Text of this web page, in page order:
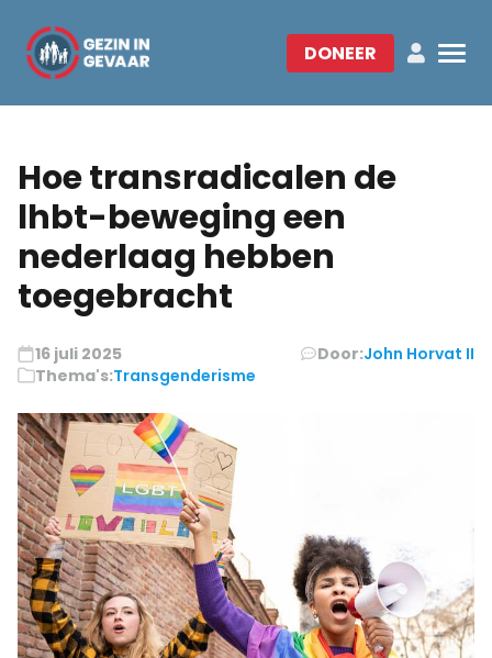
DONEER
Hoe transradicalen de
lhbt-beweging een
nederlaag hebben
toegebracht
16 juli 2025 Door:John Horvat II
Thema's:Transgenderisme